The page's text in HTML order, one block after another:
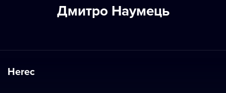
Дмитро Наумець
Herec